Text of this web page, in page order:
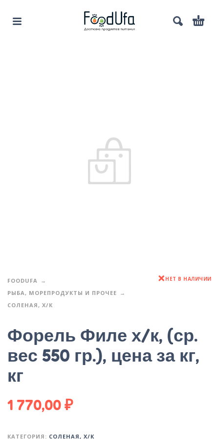
FOODUFA
РЫБА, МОРЕПРОДУКТЫ И ПРОЧЕЕ
СОЛЕНАЯ, Х/К
НЕТ В НАЛИЧИИ
Форель Филе х/к, (ср.
вес 550 гр.), цена за кг,
кг
1 770,00₽
КАТЕГОРИЯ: СОЛЕНАЯ, Х/К